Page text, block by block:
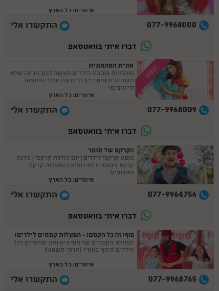
איזורים: כל הארץ
077-9968000 התקשרו אלי
דברו איתי בוואטסאפ
קופון אונית הפונפונית
פונפונית כוכבת הילדים תעשה לכם חגיגה שלא
תשכחו! פשוט כייף חיים עם שלל הפתעות
וריגושים!
איזורים: כל הארץ
077-9968009 התקשרו אלי
דברו איתי בוואטסאפ
הקרקס של תומר
מופע קרקסי לילדים | יום הולדת קרקסי | סדנת
קרקס צבעונית לאירועים | הפעלות קרקס
לאירועים
איזורים: כל הארץ
077-9964756 התקשרו אלי
דברו איתי בוואטסאפ
פוף! זה כל הקסם! - הפעלות קסמים לילדים!
הפעלת הקסמים של פוף היא זאת שתגרום לכל
הילדים לרחף באוויר (תרתי משמע)!
איזורים: כל הארץ
077-9968765 התקשרו אלי